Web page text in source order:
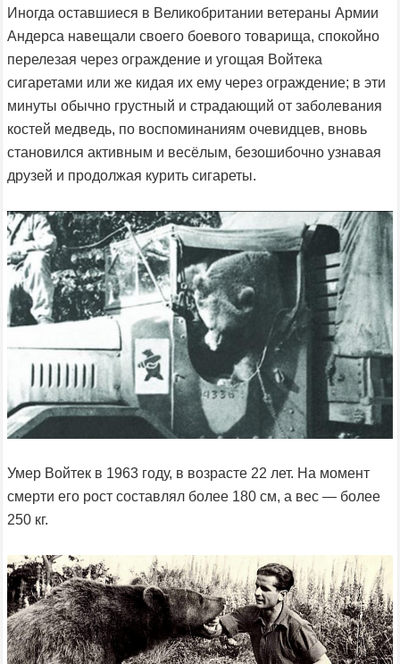
Иногда оставшиеся в Великобритании ветераны Армии
Андерса навещали своего боевого товарища, спокойно
перелезая через ограждение и угощая Войтека
сигаретами или же кидая их ему через ограждение; в эти
минуты обычно грустный и страдающий от заболевания
костей медведь, по воспоминаниям очевидцев, вновь
становился активным и весёлым, безошибочно узнавая
друзей и продолжая курить сигареты.
Умер Войтек в 1963 году, в возрасте 22 лет. На момент
смерти его рост составлял более 180 см, а вес — более
250 кг.